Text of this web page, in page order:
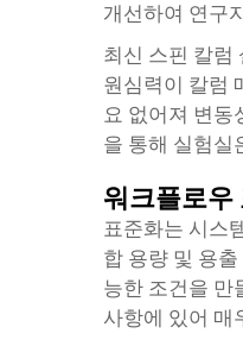
개선하여 연구
최신 스핀 칼럼
원심력이 칼럼
요 없어져 변동
을 통해 실험실
워크플로우
표준화는 시스
합 용량 및 용
능한 조건을 만
사항에 있어 매